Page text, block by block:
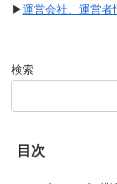
▶運営会社、運営者
検索
目次